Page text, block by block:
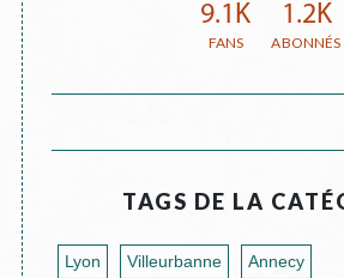
9.1K 1.2K
TAGS DE LA
Lyon Villeurbanne Annecy